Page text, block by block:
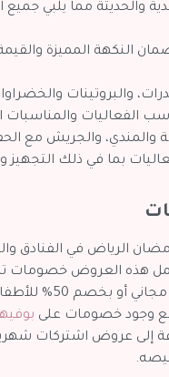
والحديثة مما يلبي
النكهة المميزة
والبروتينات
الفعاليات والمناسبات
والمندي، والجريش مع
بما في ذلك التجهيز
الرياض في الفنادق
خاصة للمجموعات
مع وجود خصومات على